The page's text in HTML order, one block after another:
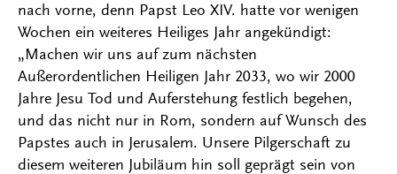
nach vorne, denn Papst Leo XIV. hatte vor wenigen
Wochen ein weiteres Heiliges Jahr angekündigt:
„Machen wir uns auf zum nächsten
Außerordentlichen Heiligen Jahr 2033, wo wir 2000
Jahre Jesu Tod und Auferstehung festlich begehen,
und das nicht nur in Rom, sondern auf Wunsch des
Papstes auch in Jerusalem. Unsere Pilgerschaft zu
diesem weiteren Jubiläum hin soll geprägt sein von